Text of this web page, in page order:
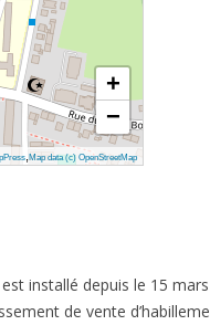
+
−
Map data (c) OpenStreetMap
installé depuis le 15
de vente